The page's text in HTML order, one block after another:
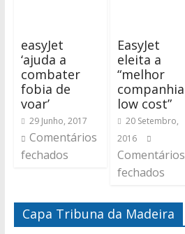
easyJet
‘ajuda a
combater
fobia de
voar’
29 Junho, 2017
Comentários
fechados
EasyJet
eleita a
“melhor
companhia
low cost”
20 Setembro,
2016
Comentários
fechados
Capa Tribuna da Madeira